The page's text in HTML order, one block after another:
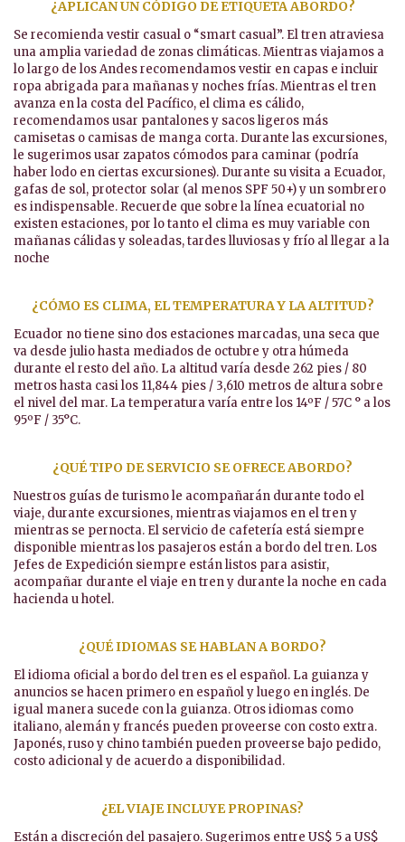
¿APLICAN UN CÓDIGO DE ETIQUETA ABORDO?
Se recomienda vestir casual o “smart casual”. El tren atraviesa
una amplia variedad de zonas climáticas. Mientras viajamos a
lo largo de los Andes recomendamos vestir en capas e incluir
ropa abrigada para mañanas y noches frías. Mientras el tren
avanza en la costa del Pacífico, el clima es cálido,
recomendamos usar pantalones y sacos ligeros más
camisetas o camisas de manga corta. Durante las excursiones,
le sugerimos usar zapatos cómodos para caminar (podría
haber lodo en ciertas excursiones). Durante su visita a Ecuador,
gafas de sol, protector solar (al menos SPF 50+) y un sombrero
es indispensable. Recuerde que sobre la línea ecuatorial no
existen estaciones, por lo tanto el clima es muy variable con
mañanas cálidas y soleadas, tardes lluviosas y frío al llegar a la
noche
¿CÓMO ES CLIMA, EL TEMPERATURA Y LA ALTITUD?
Ecuador no tiene sino dos estaciones marcadas, una seca que
va desde julio hasta mediados de octubre y otra húmeda
durante el resto del año. La altitud varía desde 262 pies / 80
metros hasta casi los 11,844 pies / 3,610 metros de altura sobre
el nivel del mar. La temperatura varía entre los 14ºF / 57C ° a los
95ºF / 35°C.
¿QUÉ TIPO DE SERVICIO SE OFRECE ABORDO?
Nuestros guías de turismo le acompañarán durante todo el
viaje, durante excursiones, mientras viajamos en el tren y
mientras se pernocta. El servicio de cafetería está siempre
disponible mientras los pasajeros están a bordo del tren. Los
Jefes de Expedición siempre están listos para asistir,
acompañar durante el viaje en tren y durante la noche en cada
hacienda u hotel.
¿QUÉ IDIOMAS SE HABLAN A BORDO?
El idioma oficial a bordo del tren es el español. La guianza y
anuncios se hacen primero en español y luego en inglés. De
igual manera sucede con la guianza. Otros idiomas como
italiano, alemán y francés pueden proveerse con costo extra.
Japonés, ruso y chino también pueden proveerse bajo pedido,
costo adicional y de acuerdo a disponibilidad.
¿EL VIAJE INCLUYE PROPINAS?
Están a discreción del pasajero. Sugerimos entre US$ 5 a US$